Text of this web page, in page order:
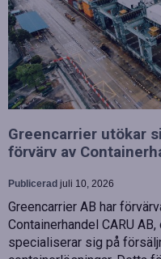
Greencarrier utökar
förvärv av
Publicerad juli 10, 2026
Greencarrier AB har
Containerhandel CARU
specialiserar sig på